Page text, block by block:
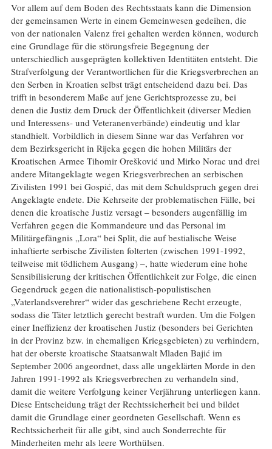
Vor allem auf dem Boden des Rechtsstaats kann die Dimension
der gemeinsamen Werte in einem Gemeinwesen gedeihen, die
von der nationalen Valenz frei gehalten werden können, wodurch
eine Grundlage für die störungsfreie Begegnung der
unterschiedlich ausgeprägten kollektiven Identitäten entsteht. Die
Strafverfolgung der Verantwortlichen für die Kriegsverbrechen an
den Serben in Kroatien selbst trägt entscheidend dazu bei. Das
trifft in besonderem Maße auf jene Gerichtsprozesse zu, bei
denen die Justiz dem Druck der Öffentlichkeit (diverser Medien
und Interessens- und Veteranenverbände) eindeutig und klar
standhielt. Vorbildlich in diesem Sinne war das Verfahren vor
dem Bezirksgericht in Rijeka gegen die hohen Militärs der
Kroatischen Armee Tihomir Orešković und Mirko Norac und drei
andere Mitangeklagte wegen Kriegsverbrechen an serbischen
Zivilisten 1991 bei Gospić, das mit dem Schuldspruch gegen drei
Angeklagte endete. Die Kehrseite der problematischen Fälle, bei
denen die kroatische Justiz versagt – besonders augenfällig im
Verfahren gegen die Kommandeure und das Personal im
Militärgefängnis „Lora“ bei Split, die auf bestialische Weise
inhaftierte serbische Zivilisten folterten (zwischen 1991-1992,
teilweise mit tödlichem Ausgang) –, hatte wiederum eine hohe
Sensibilisierung der kritischen Öffentlichkeit zur Folge, die einen
Gegendruck gegen die nationalistisch-populistischen
„Vaterlandsverehrer“ wider das geschriebene Recht erzeugte,
sodass die Täter letztlich gerecht bestraft wurden. Um die Folgen
einer Ineffizienz der kroatischen Justiz (besonders bei Gerichten
in der Provinz bzw. in ehemaligen Kriegsgebieten) zu verhindern,
hat der oberste kroatische Staatsanwalt Mladen Bajić im
September 2006 angeordnet, dass alle ungeklärten Morde in den
Jahren 1991-1992 als Kriegsverbrechen zu verhandeln sind,
damit die weitere Verfolgung keiner Verjährung unterliegen kann.
Diese Entscheidung trägt der Rechtssicherheit bei und bildet
damit die Grundlage einer geordneten Gesellschaft. Wenn es
Rechtssicherheit für alle gibt, sind auch Sonderrechte für
Minderheiten mehr als leere Worthülsen.